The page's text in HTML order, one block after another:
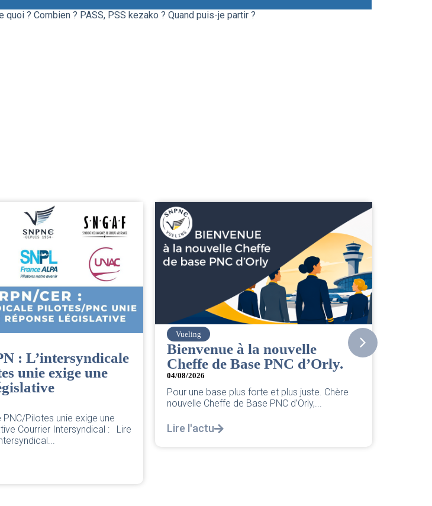
? Combien ? PASS, PSS kezako ? Quand puis-je partir ?
: L’intersyndicale
unie exige une
PNC/Pilotes unie exige une
Courrier Intersyndical : Lire
Vueling
Bienvenue à la nouvelle
Cheffe de Base PNC d’Orly.
04/08/2026
Pour une base plus forte et plus juste. Chère
nouvelle Cheffe de Base PNC d’Orly,...
Lire l'actu